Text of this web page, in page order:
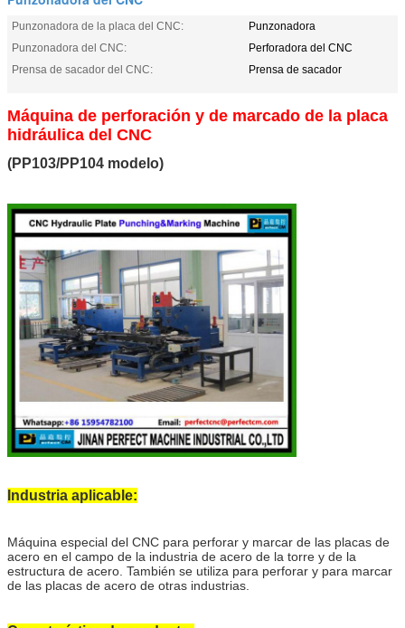
Punzonadora de la placa del CNC:
Punzonadora
Punzonadora del CNC:
Perforadora del CNC
Prensa de sacador del CNC:
Prensa de sacador
Máquina de perforación y de marcado de la placa
hidráulica del CNC
(PP103/PP104 modelo)
Industria aplicable:
Máquina especial del CNC para perforar y marcar de las placas de
acero en el campo de la industria de acero de la torre y de la
estructura de acero. También se utiliza para perforar y para marcar
de las placas de acero de otras industrias.